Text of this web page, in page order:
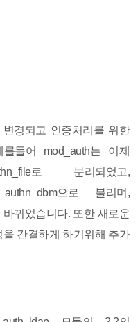
경되고 인증처리를 위한
들어 mod_auth는 이제
로 분리되었고,
으로 불리며,
뀌었습니다. 또한 새로운
간결하게 하기위해 추가